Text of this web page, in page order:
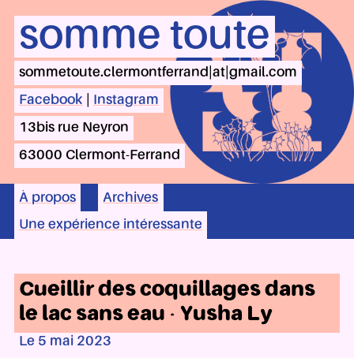
somme toute
sommetoute.clermontferrand|at|gmail.com
Facebook
Instagram
13bis rue Neyron
63000 Clermont-Ferrand
À propos
Archives
Une expérience intéressante
Cueillir des coquillages dans
le lac sans eau - Yusha Ly
Le 5 mai 2023